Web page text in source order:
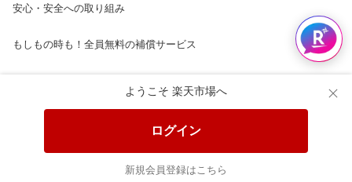
ようこそ 楽天市場へ
ログイン
新規会員登録はこちら
安心・安全への取り組み
もしもの時も！全員無料の補償サービス
楽天ショッピングサービスご利用規約